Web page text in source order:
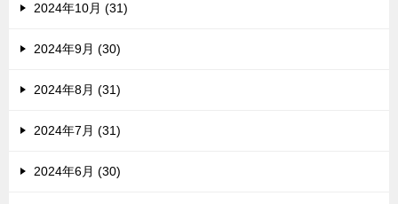
2024年10月 (31)
2024年9月 (30)
2024年8月 (31)
2024年7月 (31)
2024年6月 (30)